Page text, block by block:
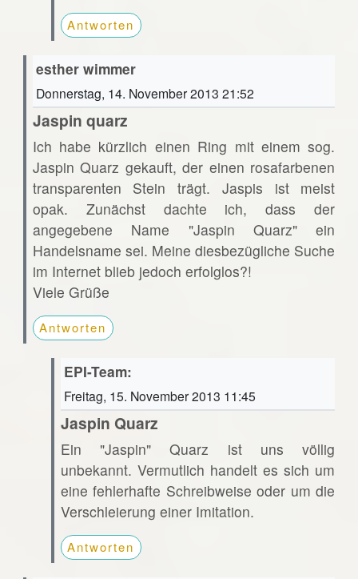
Antworten
esther wimmer
Donnerstag, 14. November 2013 21:52
Jaspin quarz
Ich habe kürzlich einen Ring mit einem sog.
Jaspin Quarz gekauft, der einen rosafarbenen
transparenten Stein trägt. Jaspis ist meist
opak. Zunächst dachte ich, dass der
angegebene Name "Jaspin Quarz" ein
Handelsname sei. Meine diesbezügliche Suche
im Internet blieb jedoch erfolglos?!
Viele Grüße
Antworten
EPI-Team:
Freitag, 15. November 2013 11:45
Jaspin Quarz
Ein "Jaspin" Quarz ist uns völlig
unbekannt. Vermutlich handelt es sich um
eine fehlerhafte Schreibweise oder um die
Verschleierung einer Imitation.
Antworten